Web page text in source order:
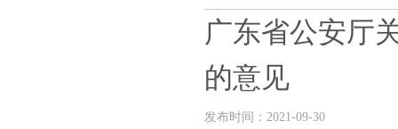
广东省公安厅
的意见
发布时间：2021-09-30